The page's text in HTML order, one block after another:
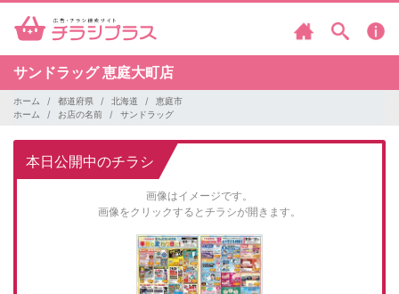
サンドラッグ恵庭大町店
ホーム 都道府県 北海道
恵庭市
ホーム
お店の名前 サンドラッグ
本日公開中のチラシ
画像はイメージです。
画像をクリックするとチラシが開きます。